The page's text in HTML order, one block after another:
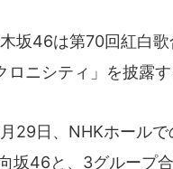
坂46は第70回紅白
ニシティ」を披露す
29日、NHKホール
坂46と、3グループ合